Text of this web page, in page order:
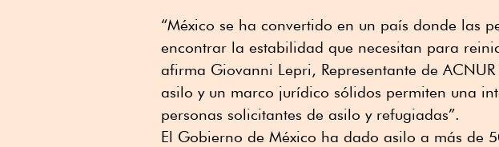
“México se ha convertido en un país donde las
encontrar la estabilidad que necesitan para
afirma Giovanni Lepri, Representante de
asilo y un marco jurídico sólidos permiten una
personas solicitantes de asilo y refugiadas”.
El Gobierno de México ha dado asilo a más de